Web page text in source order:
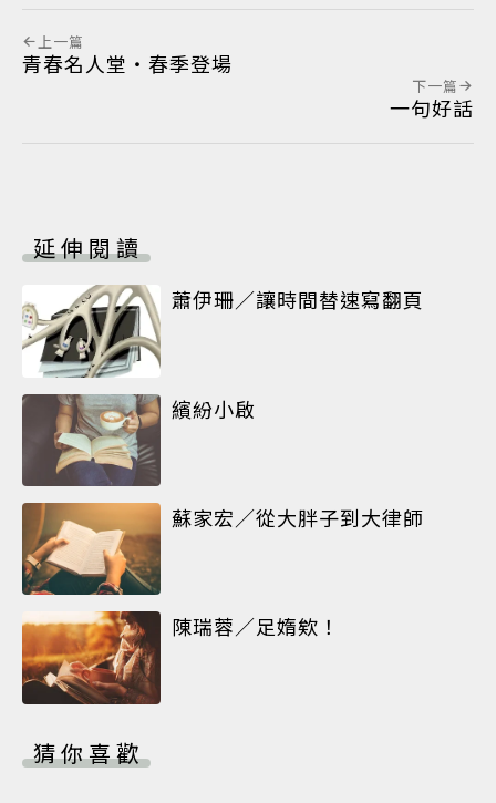
上一篇
青春名人堂‧春季登場
下一篇
一句好話
延伸閱讀
蕭伊珊／讓時間替速寫翻頁
繽紛小啟
蘇家宏／從大胖子到大律師
陳瑞蓉／足媠欸！
猜你喜歡